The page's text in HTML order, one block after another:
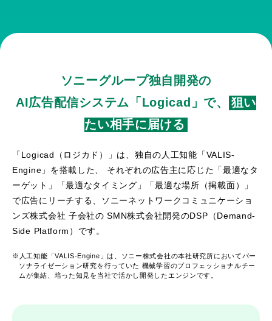
ソニーグループ独自開発の
AI広告配信システム 「Logicad」で、
狙い
たい相手に届ける
「Logicad（ロジカド）」は、独自の人工知能「VALIS-
Engine」を搭載した、
それぞれの広告主に応じた「最適なタ
ーゲット」「最適なタイミング」「最適な場所（掲載面）」
で広告にリーチする、
ソニーネットワークコミュニケーショ
ンズ株式会社 子会社の SMN株式会社開発のDSP（Demand-
Side Platform）です。
※人工知能「VALIS-Engine」は、ソニー株式会社の本社研究所においてパー
ソナライゼーション研究を行っていた 機械学習のプロフェッショナルチー
ムが集結、培った知見を当社で活かし開発したエンジンです。